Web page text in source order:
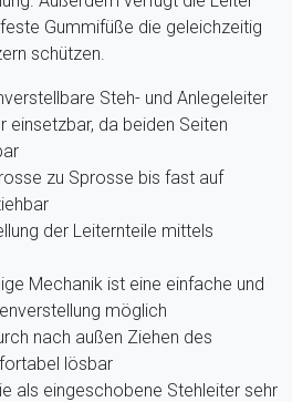
Gummifüße die geleichzeitig
schützen.
Steh- und Anlegeleiter
einsetzbar, da beiden Seiten
zu Sprosse bis fast auf
der Leiternteile mittels
Mechanik ist eine einfache und
möglich
nach außen Ziehen des
lösbar
als eingeschobene Stehleiter sehr